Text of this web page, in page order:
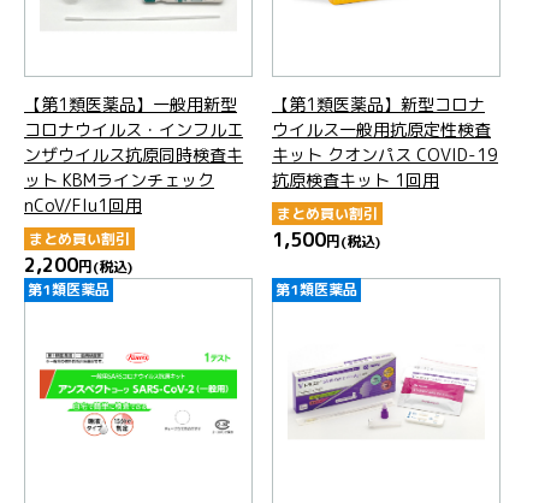
【第1類医薬品】一般用新型
コロナウイルス・インフルエ
ンザウイルス抗原同時検査キ
ット KBMラインチェック
nCoV/Flu1回用
まとめ買い割引
2,200円(税込)
【第1類医薬品】新型コロナ
ウイルス一般用抗原定性検査
キット クオンパス COVID-19
抗原検査キット 1回用
まとめ買い割引
1,500円(税込)
第1類医薬品 第1類医薬品